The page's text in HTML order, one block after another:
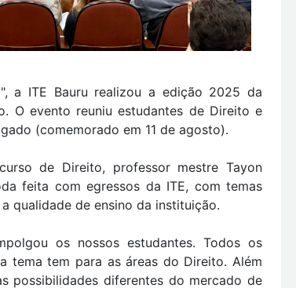
a ITE Bauru realizou a edição 2025 da
O evento reuniu estudantes de Direito e
(comemorado em 11 de agosto).
de Direito, professor mestre Tayon
feita com egressos da ITE, com temas
qualidade de ensino da instituição.
os nossos estudantes. Todos os
tema tem para as áreas do Direito. Além
possibilidades diferentes do mercado de